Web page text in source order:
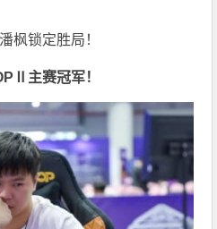
枫锁定胜局！
主赛冠军！